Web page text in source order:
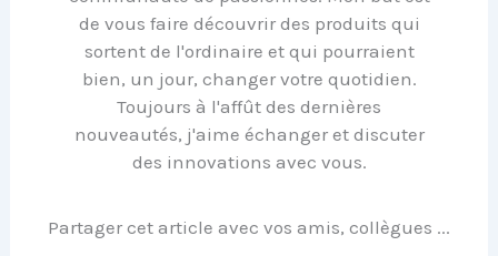
de vous faire découvrir des produits qui
sortent de l'ordinaire et qui pourraient
bien, un jour, changer votre quotidien.
Toujours à l'affût des dernières
nouveautés, j'aime échanger et discuter
des innovations avec vous.
Partager cet article avec vos amis, collègues ...